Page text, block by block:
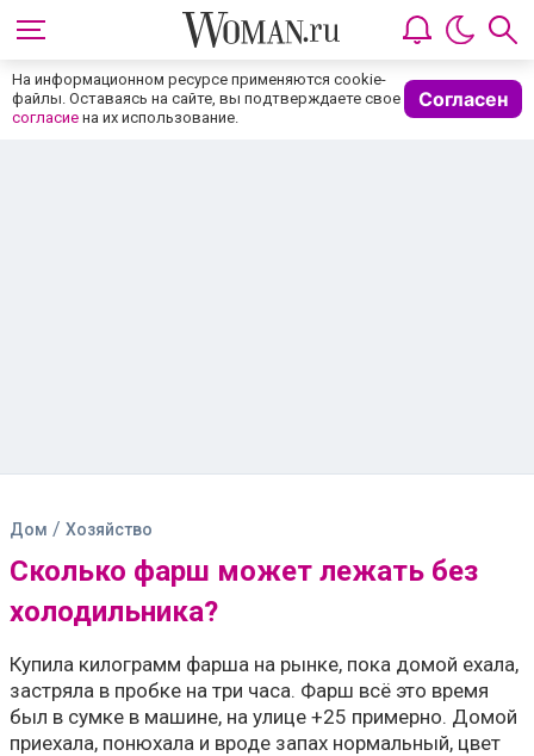
На информационном ресурсе применяются cookie-
файлы. Оставаясь на сайте, вы подтверждаете свое
согласие на их использование.
Согласен
Дом / Хозяйство
Сколько фарш может лежать без
холодильника?
Купила килограмм фарша на рынке, пока домой ехала,
застряла в пробке на три часа. Фарш всё это время
был в сумке в машине, на улице +25 примерно. Домой
приехала, понюхала и вроде запах нормальный, цвет